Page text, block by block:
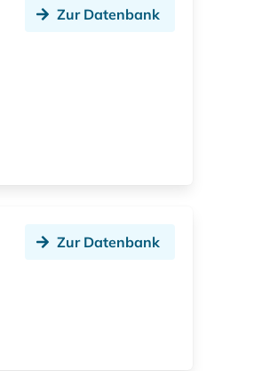
Zur Datenbank
Zur Datenbank